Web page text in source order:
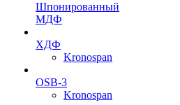
Шпонированный
МДФ
ХДФ
Kronospan
OSB-3
Kronospan